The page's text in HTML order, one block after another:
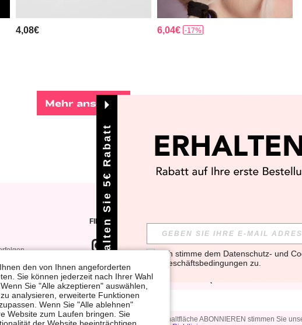
4,08€ 6,04€ -17%
Mehr ansehen
FINDEN SIE UNS AUF
WENN DU DICH FÜR UNSEREN NEWSLETTER ANMELDEST,
VOR ALLEN ANDEREN ERFAHREN (DU KANNST DICH
Durch Klicken auf die Schaltfläche ABONNIEREN stimmen Sie
den von Ihnen angeforderten
Sie können jederzeit nach Ihrer Wahl
Sie "Alle akzeptieren" auswählen,
analysieren, erweiterte Funktionen
Wenn Sie "Alle ablehnen"
Website zum Laufen bringen. Sie
Erhalten Sie 5€ Rabatt Ich stimme dem Datenschutz- und
Geschäftsbedingungen zu.